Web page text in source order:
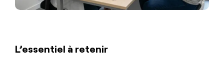
L’essentiel à retenir